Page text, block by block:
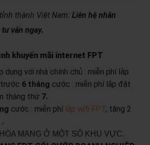
thành Việt Nam: Liên hệ nhân
vấn ngay.
khuyến mãi internet FPT
dụng với nhà chính chủ : miễn phí lắp
6 tháng cước : miễn phí lắp đặt
tháng thứ 7.
cước : miễn phí lắp wifi FPT, tặng 2
MẠNG Ở MỘT SỐ KHU VỰC.